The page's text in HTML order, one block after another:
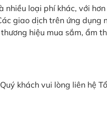
loại phí khác, với
giao dịch trên ứng dụng
hiệu mua sắm, ẩm
khách vui lòng liên hệ